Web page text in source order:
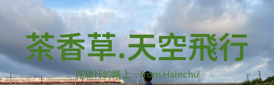
茶香草.天空飛行
在旅行的路上…from Hsinchu